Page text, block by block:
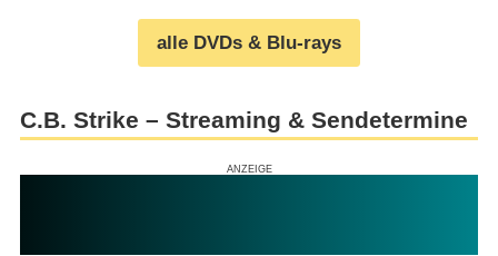
alle DVDs & Blu-rays
C.B. Strike – Streaming & Sendetermine